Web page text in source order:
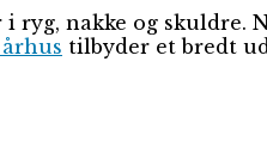
ryg, nakke og skuldre.
tilbyder et bredt